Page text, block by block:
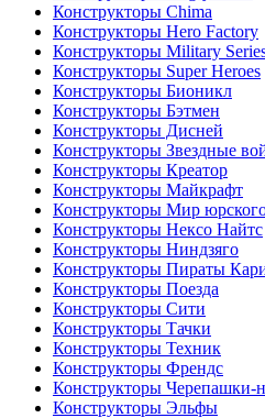
Конструкторы Chima
Конструкторы Hero Factory
Конструкторы Military
Конструкторы Super Heroes
Конструкторы Бионикл
Конструкторы Бэтмен
Конструкторы Дисней
Конструкторы Звездные
Конструкторы Креатор
Конструкторы Майкрафт
Конструкторы Мир
Конструкторы Нексо Найтс
Конструкторы Ниндзяго
Конструкторы Пираты
Конструкторы Поезда
Конструкторы Сити
Конструкторы Тачки
Конструкторы Техник
Конструкторы Френдс
Конструкторы Черепашки-
Конструкторы Эльфы